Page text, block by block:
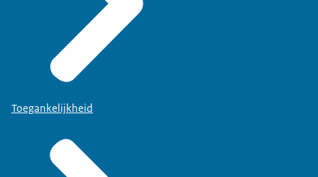
Toegankelijkheid